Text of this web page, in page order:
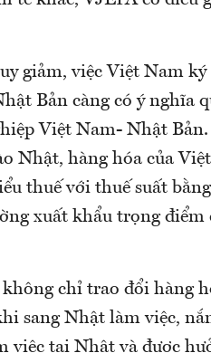
giảm, việc Việt Nam
Bản càng có ý nghĩa
Việt Nam- Nhật Bản.
Nhật, hàng hóa của
thuế với thuế suất
xuất khẩu trọng điểm
chỉ trao đổi hàng
sang Nhật làm việc,
việc tại Nhật và được